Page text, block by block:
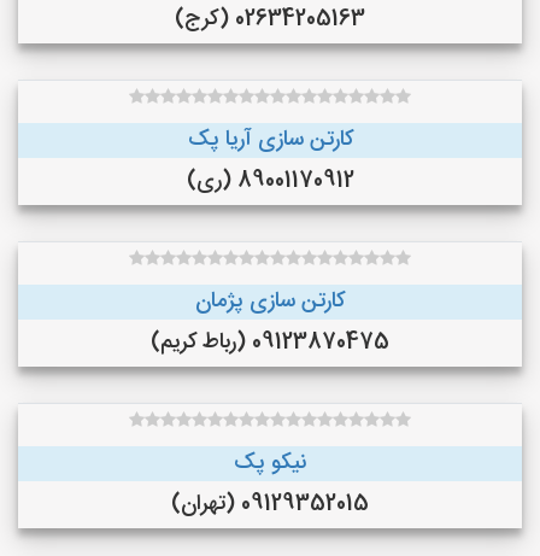
02634205163 (کرج)
کارتن سازی آریا پک
89001170912 (ری)
کارتن سازی پژمان
09123870475 (رباط کریم)
نیکو پک
09129352015 (تهران)